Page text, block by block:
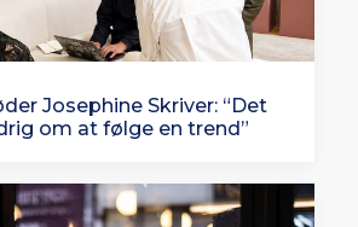
Josephine Skriver: “Det
om at følge en trend”